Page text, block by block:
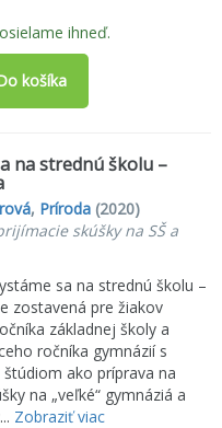
ihneď.
košíka
na strednú školu –
, Príroda (2020)
skúšky na SŠ a
sa na strednú školu –
zostavená pre žiakov
základnej školy a
ročníka gymnázií s
ako príprava na
na „veľké“ gymnáziá a
Zobraziť viac